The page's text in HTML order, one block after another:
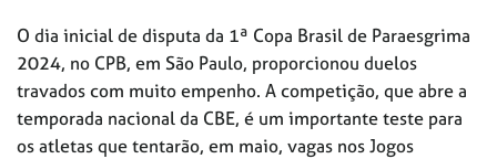
O dia inicial de disputa da 1ª Copa Brasil de Paraesgrima
2024, no CPB, em São Paulo, proporcionou duelos
travados com muito empenho. A competição, que abre a
temporada nacional da CBE, é um importante teste para
os atletas que tentarão, em maio, vagas nos Jogos